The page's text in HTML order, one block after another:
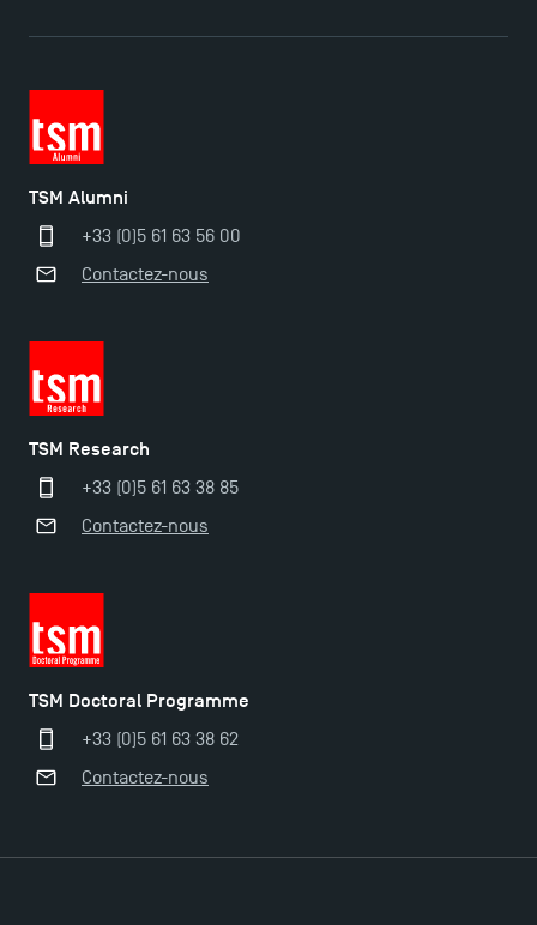
Ouverture des candidatures pour le Doctoral
2025 !
Ouverture des candidatures en Master pour 2024-
2025
TSM Alumni
+33 (0)5 61 63 56 00
Contactez-nous
TSM Research
+33 (0)5 61 63 38 85
Contactez-nous
TSM Doctoral Programme
+33 (0)5 61 63 38 62
Contactez-nous